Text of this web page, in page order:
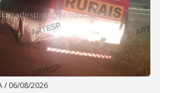
/ 06/08/2026